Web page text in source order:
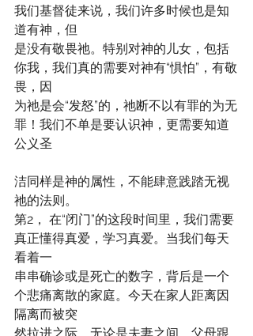
我们基督徒来说，我们许多时候也是知
道有神，但
是没有敬畏祂。特别对神的儿女，包括
你我，我们真的需要对神有“惧怕”，有敬
畏，因
为祂是会“发怒”的，祂断不以有罪的为无
罪！我们不单是要认识神，更需要知道
公义圣
洁同样是神的属性，不能肆意践踏无视
祂的法则。
第2， 在“闭门”的这段时间里，我们需要
真正懂得真爱，学习真爱。当我们每天
看着一
串串确诊或是死亡的数字，背后是一个
个悲痛离散的家庭。今天在家人距离因
隔离而被突